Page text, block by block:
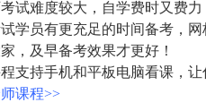
难度较大，自学费时又费力
学员有更充足的时间备考，
，及早备考效果才更好！
持手机和平板电脑看课，让
课程>>